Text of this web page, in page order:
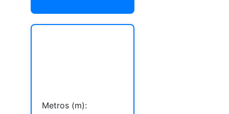
Metros (m):